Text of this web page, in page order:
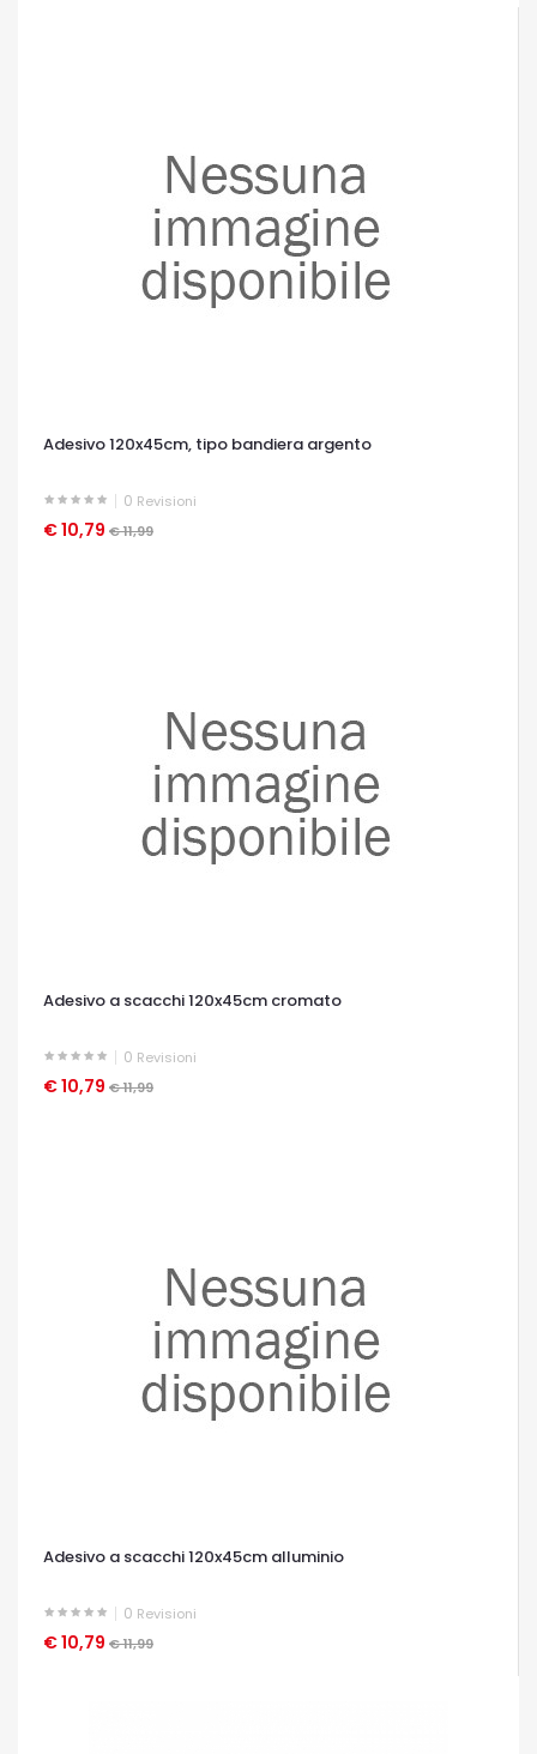
Adesivo 120x45cm, tipo bandiera argento
0 Revisioni
€ 10,79 € 11,99
OCCHIATA VELOCE
Adesivo a scacchi 120x45cm cromato
0 Revisioni
€ 10,79 € 11,99
OCCHIATA VELOCE
Adesivo a scacchi 120x45cm alluminio
0 Revisioni
€ 10,79 € 11,99
OCCHIATA VELOCE